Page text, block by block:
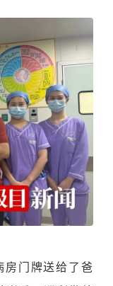
房门牌送给了爸